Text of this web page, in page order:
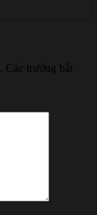
Các trường bắt